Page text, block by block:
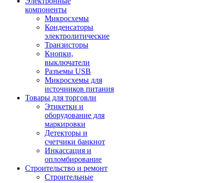
компоненты
Микросхемы
Конденсаторы
электролитические
Транзисторы
Кнопки,
выключатели
Разъемы USB
Микросхемы для
источников питания
Товары для торговли
Этикетки и
оборудование для
маркировки
Детекторы и
счетчики банкнот
Инкассация и
опломбирование
Строительство и ремонт
Строительные